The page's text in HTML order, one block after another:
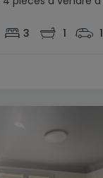
3 1 1